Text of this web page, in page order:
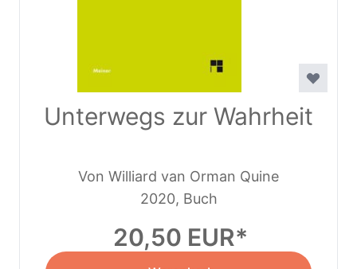
Unterwegs zur Wahrheit
Von Williard van Orman Quine
2020, Buch
20,50 EUR